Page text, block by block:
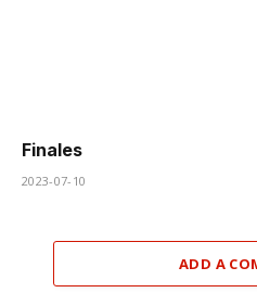
Finales
2023-07-10
ADD A